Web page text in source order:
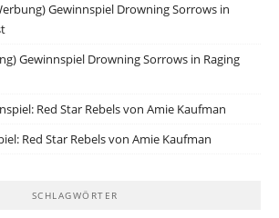
Gewinnspiel Drowning Sorrows in
Gewinnspiel Drowning Sorrows in Raging
Red Star Rebels von Amie Kaufman
Red Star Rebels von Amie Kaufman
SCHLAGWÖRTER